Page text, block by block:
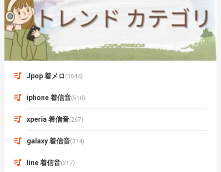
Jpop 着メロ (3044)
iphone 着信音(510)
xperia 着信音(267)
galaxy 着信音(314)
line 着信音(217)